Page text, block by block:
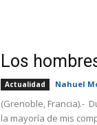
Los
Actualidad Nahuel
(Grenoble, Francia).-
la mayoría de mis